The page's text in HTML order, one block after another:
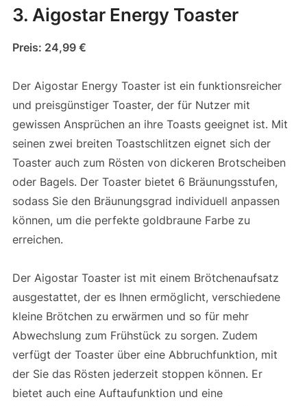
3. Aigostar Energy Toaster
Preis: 24,99 €
Der Aigostar Energy Toaster ist ein funktionsreicher
und preisgünstiger Toaster, der für Nutzer mit
gewissen Ansprüchen an ihre Toasts geeignet ist. Mit
seinen zwei breiten Toastschlitzen eignet sich der
Toaster auch zum Rösten von dickeren Brotscheiben
oder Bagels. Der Toaster bietet 6 Bräunungsstufen,
sodass Sie den Bräunungsgrad individuell anpassen
können, um die perfekte goldbraune Farbe zu
erreichen.
Der Aigostar Toaster ist mit einem Brötchenaufsatz
ausgestattet, der es Ihnen ermöglicht, verschiedene
kleine Brötchen zu erwärmen und so für mehr
Abwechslung zum Frühstück zu sorgen. Zudem
verfügt der Toaster über eine Abbruchfunktion, mit
der Sie das Rösten jederzeit stoppen können. Er
bietet auch eine Auftaufunktion und eine